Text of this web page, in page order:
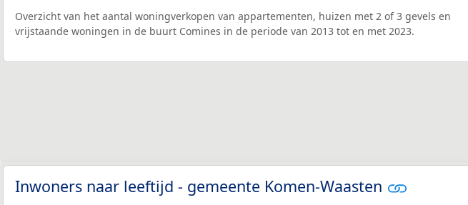
Overzicht van het aantal woningverkopen van appartementen, huizen met 2 of 3 gevels en
vrijstaande woningen in de buurt Comines in de periode van 2013 tot en met 2023.
Inwoners naar leeftijd - gemeente Komen-Waasten